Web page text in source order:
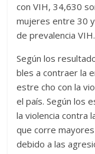
con VIH, 34,630
mujeres entre 30
de prevalencia VIH.
Según los
bles a contraer la
estre cho con la
el país. Según los
la violencia contra
que corre
debido a las